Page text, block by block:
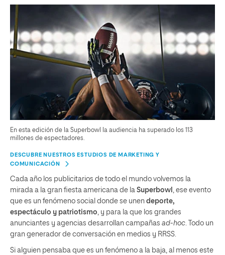
En esta edición de la Superbowl la audiencia ha superado los 113
millones de espectadores.
DESCUBRE NUESTROS ESTUDIOS DE MARKETING Y
COMUNICACIÓN
Cada año los publicitarios de todo el mundo volvemos la
mirada a la gran fiesta americana de la Superbowl
, ese evento
que es un fenómeno social donde se unen deporte,
espectáculo y patriotismo , y para la que los grandes
anunciantes y agencias desarrollan campañas ad-hoc . Todo un
gran generador de conversación en medios y RRSS.
Si alguien pensaba que es un fenómeno a la baja, al menos este